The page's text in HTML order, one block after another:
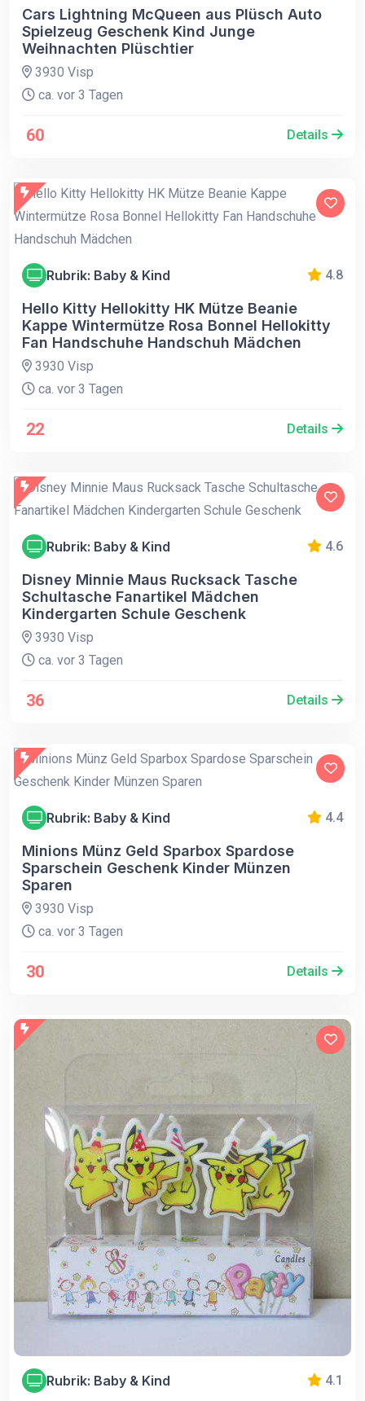
Cars Lightning McQueen aus Plüsch Auto
Spielzeug Geschenk Kind Junge
Weihnachten Plüschtier
3930 Visp
ca. vor 3 Tagen
60 Details
Rubrik: Baby & Kind 4.8
Hello Kitty Hellokitty HK Mütze Beanie
Kappe Wintermütze Rosa Bonnel Hellokitty
Fan Handschuhe Handschuh Mädchen
3930 Visp
ca. vor 3 Tagen
22 Details
Rubrik: Baby & Kind 4.6
Disney Minnie Maus Rucksack Tasche
Schultasche Fanartikel Mädchen
Kindergarten Schule Geschenk
3930 Visp
ca. vor 3 Tagen
36 Details
Rubrik: Baby & Kind 4.4
Minions Münz Geld Sparbox Spardose
Sparschein Geschenk Kinder Münzen
Sparen
3930 Visp
ca. vor 3 Tagen
30 Details
Rubrik: Baby & Kind 4.1